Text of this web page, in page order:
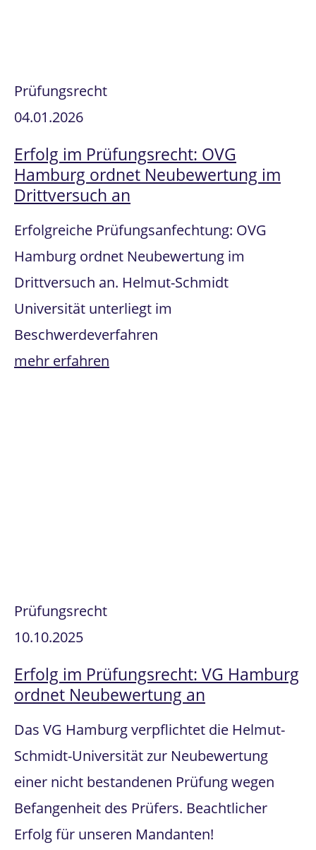
Prüfungsrecht
04.01.2026
Erfolg im Prüfungsrecht: OVG
Hamburg ordnet Neubewertung im
Drittversuch an
Erfolgreiche Prüfungsanfechtung: OVG
Hamburg ordnet Neubewertung im
Drittversuch an. Helmut-Schmidt
Universität unterliegt im
Beschwerdeverfahren
mehr erfahren
Prüfungsrecht
10.10.2025
Erfolg im Prüfungsrecht: VG Hamburg
ordnet Neubewertung an
Das VG Hamburg verpflichtet die Helmut-
Schmidt-Universität zur Neubewertung
einer nicht bestandenen Prüfung wegen
Befangenheit des Prüfers. Beachtlicher
Erfolg für unseren Mandanten!